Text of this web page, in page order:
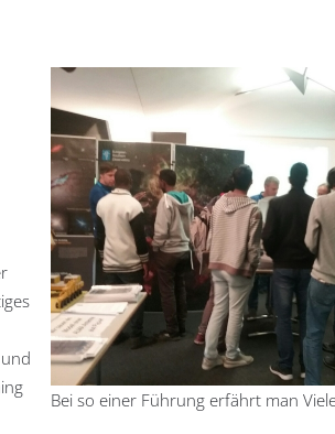
Bei so einer Führung erfährt man